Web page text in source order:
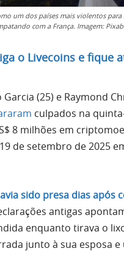
um dos países mais violentos
com a França. Imagem:
o Livecoins e fique
Garcia (25) e Raymond
culpados na
8 milhões em
de setembro de 2025
sido presa dias após
antigas
enquanto tirava o
junto à sua esposa